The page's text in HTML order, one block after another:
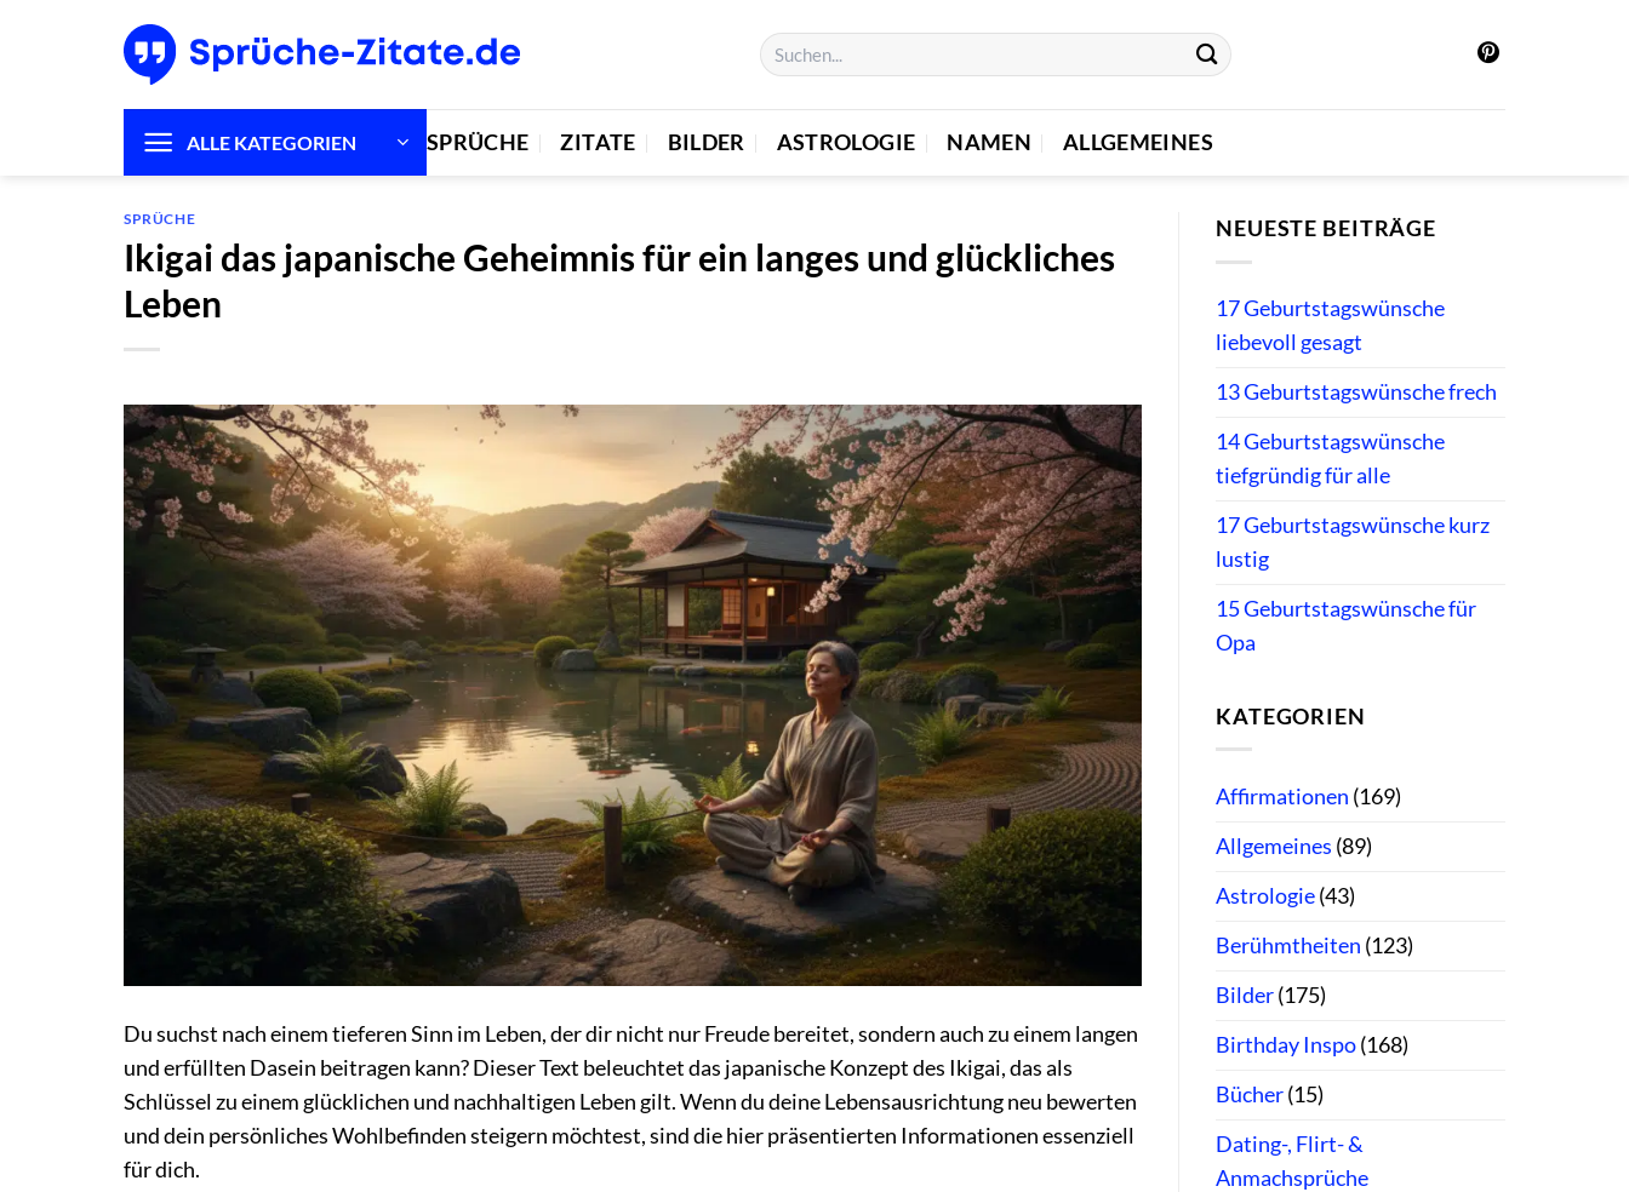
ALLE KATEGORIEN SPRÜCHE ZITATE BILDER ASTROLOGIE NAMEN ALLGEMEINES
SPRÜCHE
Ikigai das japanische Geheimnis für ein langes und glückliches
Leben
Du suchst nach einem tieferen Sinn im Leben, der dir nicht nur Freude bereitet, sondern auch zu einem langen
und erfüllten Dasein beitragen kann? Dieser Text beleuchtet das japanische Konzept des Ikigai, das als
Schlüssel zu einem glücklichen und nachhaltigen Leben gilt. Wenn du deine Lebensausrichtung neu bewerten
und dein persönliches Wohlbefinden steigern möchtest, sind die hier präsentierten Informationen essenziell
für dich.
NEUESTE BEITRÄGE
17 Geburtstagswünsche
liebevoll gesagt
13 Geburtstagswünsche frech
14 Geburtstagswünsche
tiefgründig für alle
17 Geburtstagswünsche kurz
lustig
15 Geburtstagswünsche für
Opa
KATEGORIEN
Affirmationen (169)
Allgemeines (89)
Astrologie(43)
Berühmtheiten (123)
Bilder(175)
Birthday Inspo(168)
Bücher(15)
Dating-, Flirt- &
Anmachsprüche